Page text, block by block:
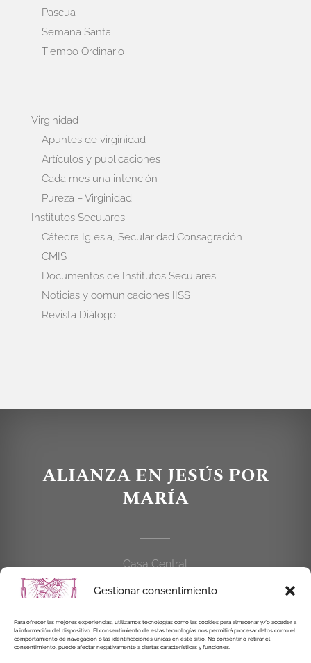
Gestionar consentimiento
Para ofrecer las mejores experiencias, utilizamos tecnologías como las cookies para almacenar y/o acceder a
la información del dispositivo. El consentimiento de estas tecnologías nos permitirá procesar datos como el
comportamiento de navegación o las identificaciones únicas en este sitio. No consentir o retirar el
consentimiento, puede afectar negativamente a ciertas características y funciones.
Pascua
Semana Santa
Tiempo Ordinario
Virginidad
Apuntes de virginidad
Artículos y publicaciones
Cada mes una intención
Pureza – Virginidad
Institutos Seculares
Cátedra Iglesia, Secularidad Consagración
CMIS
Documentos de Institutos Seculares
Noticias y comunicaciones IISS
Revista Diálogo
ALIANZA EN JESÚS POR
MARÍA
Casa Central
C/Cardenal Cisneros, 55
914 462 114
alianzaenjesuspormaria@gmail.com